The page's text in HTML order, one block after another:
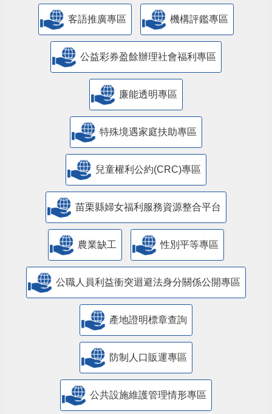
客語推廣專區 機構評鑑專區
公益彩券盈餘辦理社會福利專區
廉能透明專區
特殊境遇家庭扶助專區
兒童權利公約(CRC)專區
苗栗縣婦女福利服務資源整合平台
農業缺工 性別平等專區
公職人員利益衝突迴避法身分關係公開專區
產地證明標章查詢
防制人口販運專區
​公共設施維護管理情形專區